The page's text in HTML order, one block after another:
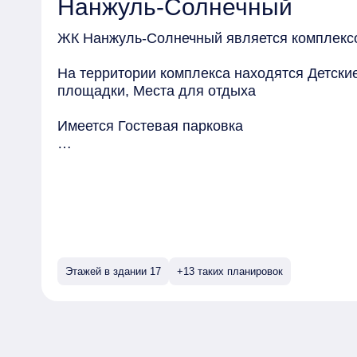
"Нанжуль-Солнечном" строится дорога,
Солнечным и районом Северный. Развязка
Нанжуль-Солнечный
ЖК Нанжуль-Солнечный является
На территории комплекса находятся
площадки, Места для отдыха
Имеется Гостевая парковка
Этажей в здании 17 +13 таких планировок